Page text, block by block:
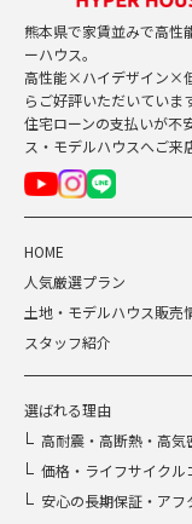
熊本県で家賃並みで高性
ーハウス。
高性能×ハイデザイン×
らご好評いただいています
住宅ローンの支払いが不
ス・モデルハウスへご来
HOME
人気厳選プラン
土地・モデルハウス販売
スタッフ紹介
選ばれる理由
高耐震・高断熱・高気
価格・ライフサイクル
安心の長期保証・アフ